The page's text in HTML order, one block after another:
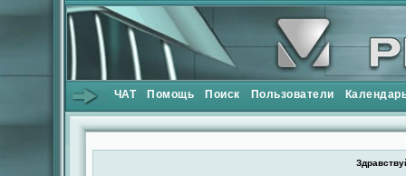
ЧАТ Помощь Поиск Пользователи